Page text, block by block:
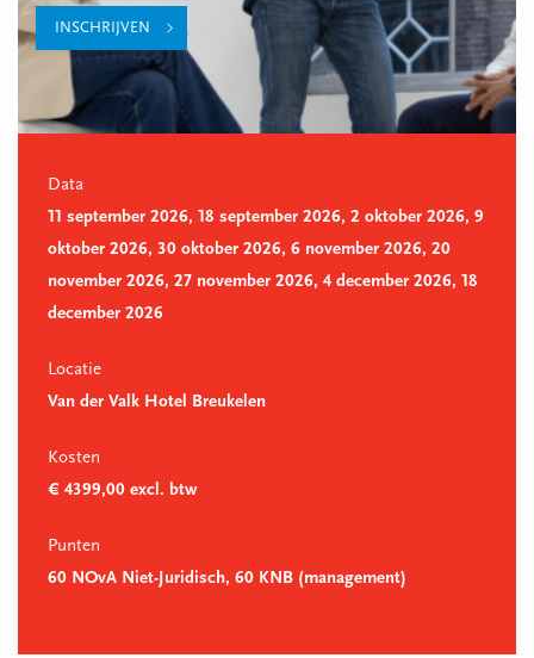
INSCHRIJVEN
Data
11 september 2026, 18 september 2026, 2 oktober 2026, 9
oktober 2026, 30 oktober 2026, 6 november 2026, 20
november 2026, 27 november 2026, 4 december 2026, 18
december 2026
Locatie
Van der Valk Hotel Breukelen
Kosten
€ 4399,00 excl. btw
Punten
60 NOvA Niet-Juridisch, 60 KNB (management)